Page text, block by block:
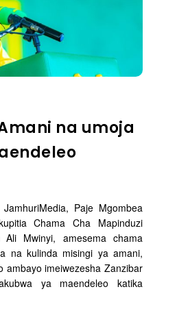
na umoja
Paje Mgombea
Chama Cha Mapinduzi
Mwinyi, amesema chama
na kulinda misingi ya amani,
ambayo imeiwezesha Zanzibar
ya maendeleo katika